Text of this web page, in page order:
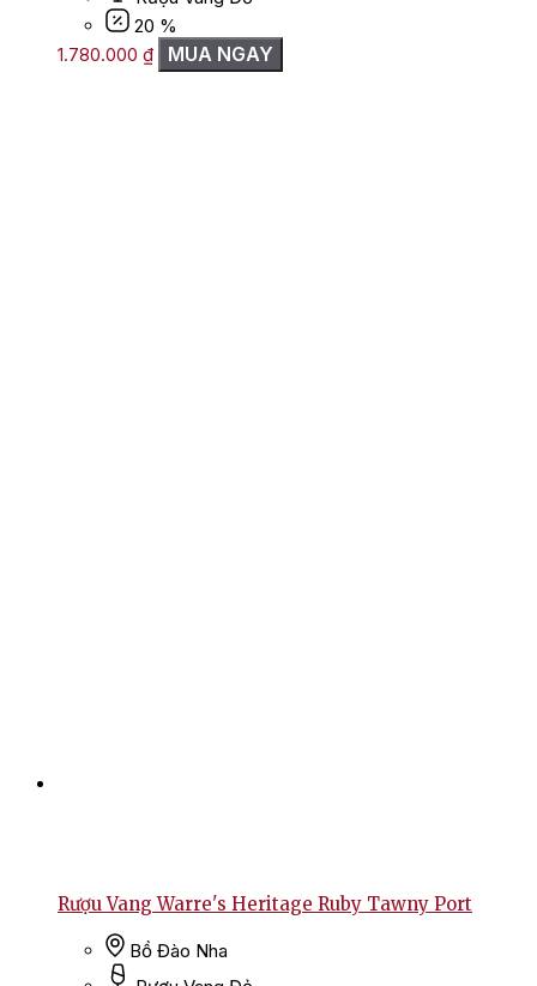
20 %
1.780.000 ₫ MUA NGAY
Rượu Vang Warre's Heritage Ruby Tawny Port
Bồ Đào Nha